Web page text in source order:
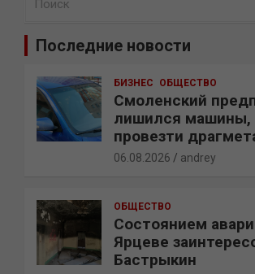
Последние новости
БИЗНЕС ОБЩЕСТВО
Смоленский
лишился машины,
провезти
06.08.2026 andrey
ОБЩЕСТВО
Состоянием
Ярцеве
Бастрыкин